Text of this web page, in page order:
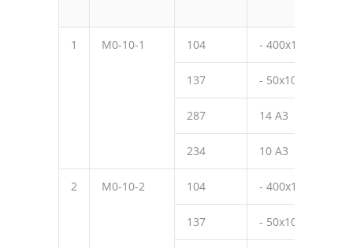
1 М0-10-1 104 - 400х10
137 - 50х10
287 14 А3
234 10 А3
2 М0-10-2 104 - 400х10
137 - 50х10